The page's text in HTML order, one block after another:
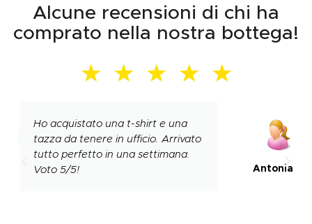
Alcune recensioni di chi ha
comprato nella nostra bottega!
★ ★ ★ ★ ★
Conosciuti su Instagram ho
preso un paio di magliette per
me e mio marito, arrivato tutto
Antonia F.